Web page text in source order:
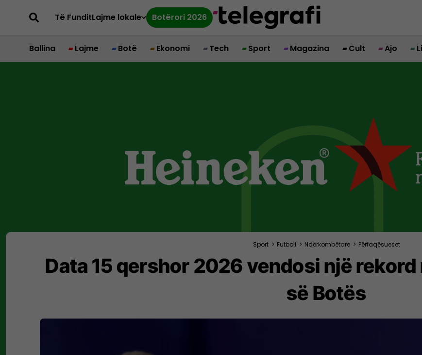
Të FunditLajme lokale Botërori 2026
Ballina Lajme Botë Ekonomi Tech Sport Magazina Cult Ajo
Sport > Futboll > Ndërkombëtare > Përfaqësueset
Data 15 qershor 2026 vendosi një
së Botës